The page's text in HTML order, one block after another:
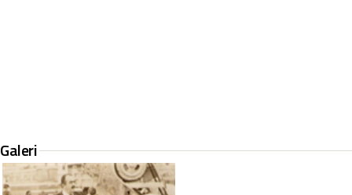
Galeri